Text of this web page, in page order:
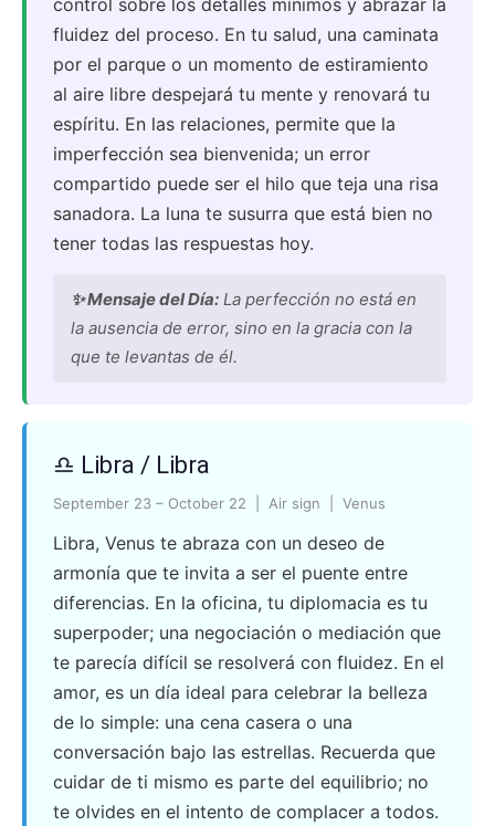
control sobre los detalles mínimos y abrazar la
fluidez del proceso. En tu salud, una caminata
por el parque o un momento de estiramiento
al aire libre despejará tu mente y renovará tu
espíritu. En las relaciones, permite que la
imperfección sea bienvenida; un error
compartido puede ser el hilo que teja una risa
sanadora. La luna te susurra que está bien no
tener todas las respuestas hoy.
✨ Mensaje del Día: La perfección no está en
la ausencia de error, sino en la gracia con la
que te levantas de él.
♎ Libra / Libra
September 23 – October 22 | Air sign | Venus
Libra, Venus te abraza con un deseo de
armonía que te invita a ser el puente entre
diferencias. En la oficina, tu diplomacia es tu
superpoder; una negociación o mediación que
te parecía difícil se resolverá con fluidez. En el
amor, es un día ideal para celebrar la belleza
de lo simple: una cena casera o una
conversación bajo las estrellas. Recuerda que
cuidar de ti mismo es parte del equilibrio; no
te olvides en el intento de complacer a todos.